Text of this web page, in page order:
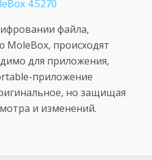
файла,
происходят
для приложения,
приложение
но защищая
и изменений.